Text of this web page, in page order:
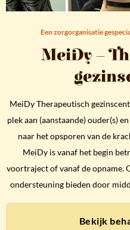
Een zorgorganisatie
MeiDy –
MeiDy Therapeutisch
plek aan (aanstaande) ouder(s)
naar het opsporen van de
MeiDy is vanaf het begin
voortraject of vanaf de opname.
ondersteuning bieden door
Bekijk